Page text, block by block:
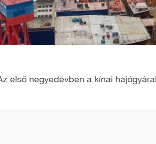
első negyedévben a kínai